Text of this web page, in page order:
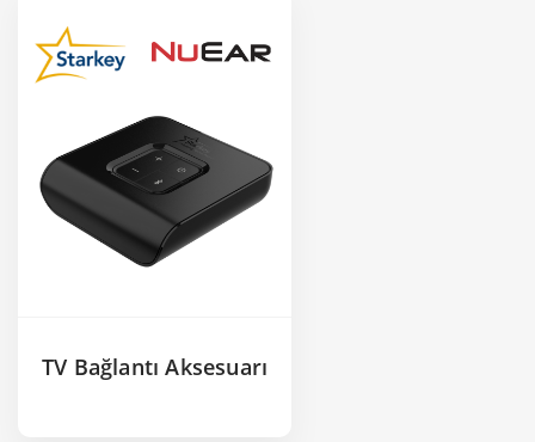
TV Bağlantı Aksesuarı